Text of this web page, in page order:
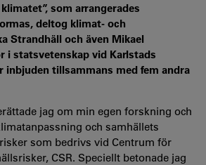
som arrangerades
deltog klimat- och
Strandhäll och även Mikael
i statsvetenskap vid Karlstads
inbjuden tillsammans med fem andra
jag om min egen forskning och
och samhällets
som bedrivs vid Centrum för
CSR. Speciellt betonade jag